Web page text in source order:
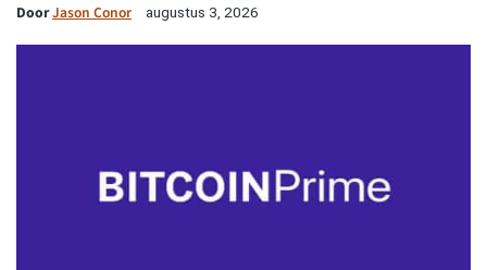
DoorJason Conor augustus 3, 2026